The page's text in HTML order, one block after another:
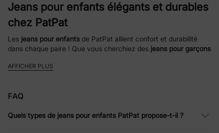
Jeans pour enfants élégants et durables
chez PatPat
Les jeans pour enfants de PatPat allient confort et durabilité
dans chaque paire ! Que vous cherchiez des jeans pour garçons
denim pour enfants
ajustables pour les corps en croissance, nos
abordable.
AFFICHER PLUS
FAQ
Quels types de jeans pour enfants PatPat propose-t-il ?